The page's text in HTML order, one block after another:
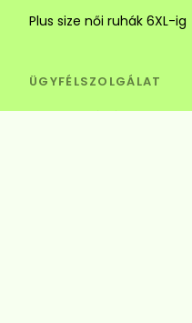
Plus size női ruhák 6XL-ig
ÜGYFÉLSZOLGÁLAT
Visszaküldés és csere